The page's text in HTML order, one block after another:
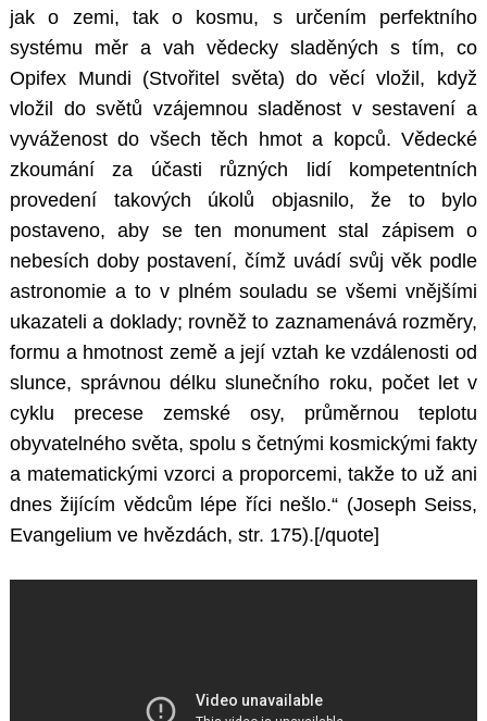
jak o zemi, tak o kosmu, s určením perfektního
systému měr a vah vědecky sladěných s tím, co
Opifex Mundi (Stvořitel světa) do věcí vložil, když
vložil do světů vzájemnou sladěnost v sestavení a
vyváženost do všech těch hmot a kopců. Vědecké
zkoumání za účasti různých lidí kompetentních
provedení takových úkolů objasnilo, že to bylo
postaveno, aby se ten monument stal zápisem o
nebesích doby postavení, čímž uvádí svůj věk podle
astronomie a to v plném souladu se všemi vnějšími
ukazateli a doklady; rovněž to zaznamenává rozměry,
formu a hmotnost země a její vztah ke vzdálenosti od
slunce, správnou délku slunečního roku, počet let v
cyklu precese zemské osy, průměrnou teplotu
obyvatelného světa, spolu s četnými kosmickými fakty
a matematickými vzorci a proporcemi, takže to už ani
dnes žijícím vědcům lépe říci nešlo.“ (Joseph Seiss,
Evangelium ve hvězdách, str. 175).[/quote]